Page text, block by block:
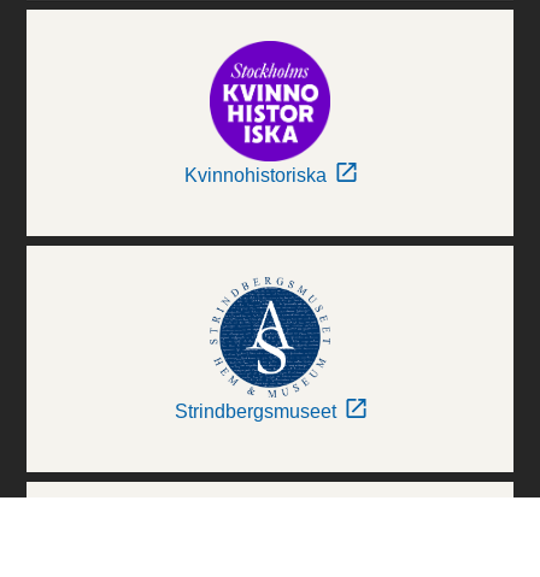
Kvinnohistoriska
Strindbergsmuseet